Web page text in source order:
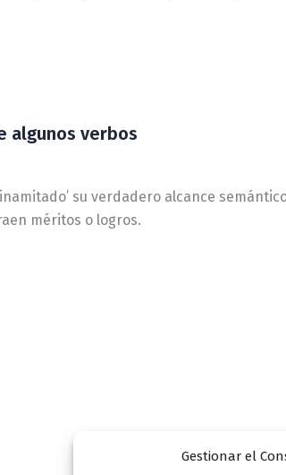
Gestionar el
algunos verbos
su verdadero alcance
méritos o logros.